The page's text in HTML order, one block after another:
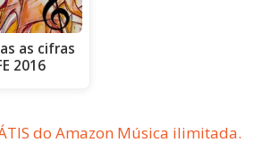
as cifras
2016
do Amazon Música ilimitada.